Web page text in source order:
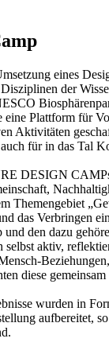
eines
der
Plattform für
Aktivitäten
für in das Tal
DESIGN
Themengebiet
das Verbringen
den dazu
selbst aktiv,
diese gemeinsam
wurden in
aufbereitet, so